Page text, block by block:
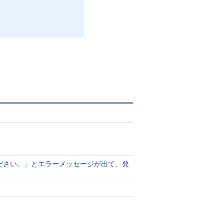
い。」とエラーメッセージが出て、発